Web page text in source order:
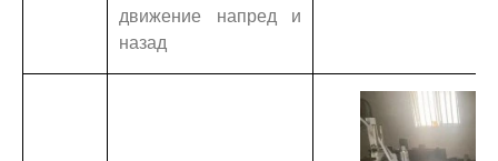
движение напред и
назад